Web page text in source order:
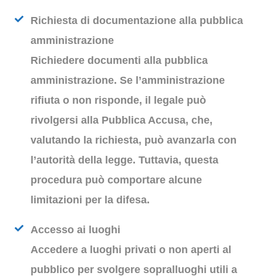
Richiesta di documentazione alla pubblica
amministrazione
Richiedere documenti alla pubblica
amministrazione. Se l’amministrazione
rifiuta o non risponde, il legale può
rivolgersi alla Pubblica Accusa, che,
valutando la richiesta, può avanzarla con
l’autorità della legge. Tuttavia, questa
procedura può comportare alcune
limitazioni per la difesa.
Accesso ai luoghi
Accedere a luoghi privati o non aperti al
pubblico per svolgere sopralluoghi utili a